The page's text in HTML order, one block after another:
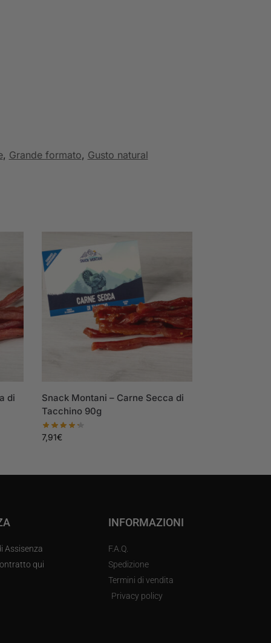
, Grande formato, Gusto natural
di
Snack Montani – Carne Secca di
Tacchino 90g
7,91€
Assisenza
qui
INFORMAZIONI
F.A.Q.
Spedizione
Termini di vendita
Privacy policy